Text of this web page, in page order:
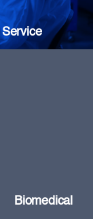
Biomedical